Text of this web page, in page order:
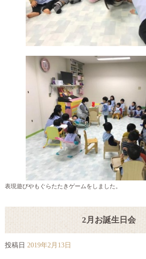
表現遊びやもぐらたたきゲームをしました。
2月お誕生日会
投稿日 2019年2月13日